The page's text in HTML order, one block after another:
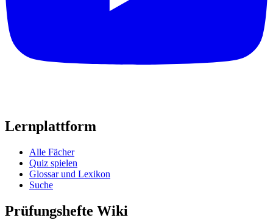
Lernplattform
Alle Fächer
Quiz spielen
Glossar und Lexikon
Suche
Prüfungshefte Wiki